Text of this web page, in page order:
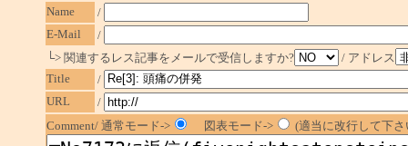
Name
/
E-Mail
/
└> 関連するレス記事をメールで受信しますか?
/ アドレス
Title
/
URL
/
Comment/ 通常モード->
図表モード-> (適当に改行して下